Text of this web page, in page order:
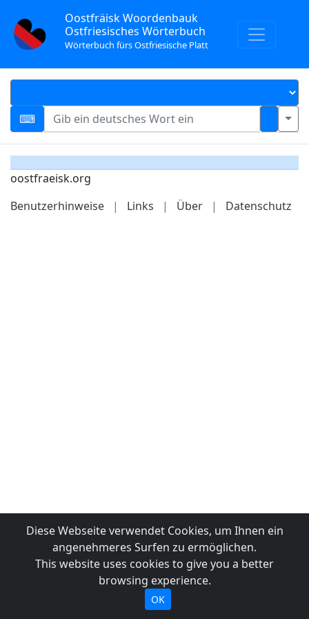
Oostfräisk Woordenbauk
Ostfriesisches Wörterbuch
Wörterbuch fürs Ostfriesische Platt
oostfraeisk.org
Benutzerhinweise
| Links | Über | Datenschutz
Diese Webseite verwendet Cookies, um Ihnen ein
angenehmeres Surfen zu ermöglichen.
This website uses cookies to give you a better
browsing experience.
OK